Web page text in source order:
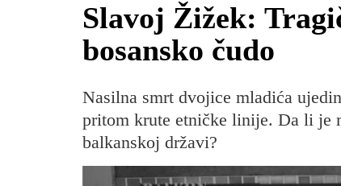
Slavoj Žižek:
bosansko čudo
Nasilna smrt dvojice mladića
pritom krute etničke linije. Da li je
balkanskoj državi?